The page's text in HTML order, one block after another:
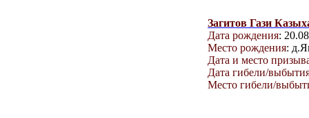
Загитов Гази
Дата рождения:
Место рождения:
Дата и место
Дата гибели/
Место гибели/